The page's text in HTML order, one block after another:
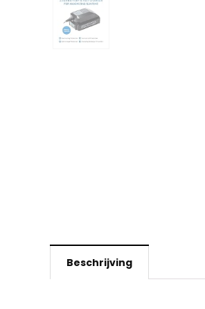
Beschrijving